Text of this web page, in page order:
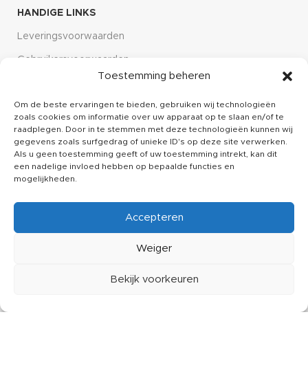
Toestemming beheren
Om de beste ervaringen te bieden, gebruiken wij technologieën
zoals cookies om informatie over uw apparaat op te slaan en/of te
raadplegen. Door in te stemmen met deze technologieën kunnen wij
gegevens zoals surfgedrag of unieke ID's op deze site verwerken.
Als u geen toestemming geeft of uw toestemming intrekt, kan dit
een nadelige invloed hebben op bepaalde functies en
mogelijkheden.
Accepteren
Weiger
Bekijk voorkeuren
HANDIGE LINKS
Leveringsvoorwaarden
Gebruikersvoorwaarden
Juridische informatie
SOCIALS
Instagram
Facebook